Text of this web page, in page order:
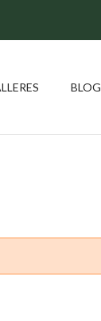
BLOG